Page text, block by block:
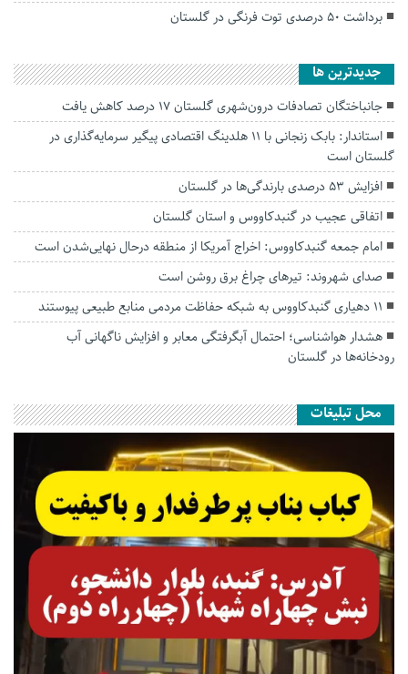
برداشت ۵۰ درصدی توت فرنگی در گلستان
جديدترين ها
جانباختگان تصادفات درون‌شهری گلستان ۱۷ درصد کاهش یافت
استاندار: بابک زنجانی با ۱۱ هلدینگ اقتصادی پیگیر سرمایه‌گذاری در
گلستان است
افزایش ۵۳ درصدی بارندگی‌ها در گلستان
اتفاقی عجیب در‌ گنبدکاووس و استان گلستان
امام جمعه گنبدکاووس: اخراج آمریکا از منطقه درحال نهایی‌شدن است
صدای شهروند: تیرهای چراغ برق روشن است
۱۱ دهیاری گنبدکاووس به شبکه حفاظت مردمی منابع طبیعی پیوستند
هشدار هواشناسی؛ احتمال آبگرفتگی معابر و افزایش ناگهانی آب
رودخانه‌ها در گلستان
محل تبلیغات